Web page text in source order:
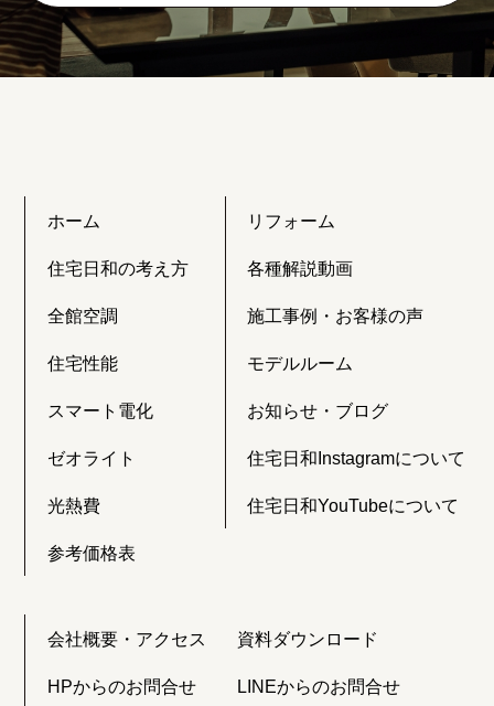
ホーム
住宅日和の考え方
全館空調
住宅性能
スマート電化
ゼオライト
光熱費
参考価格表
リフォーム
各種解説動画
施工事例・お客様の声
モデルルーム
お知らせ・ブログ
住宅日和Instagramについて
住宅日和YouTubeについて
会社概要・アクセス 資料ダウンロード
HPからのお問合せ LINEからのお問合せ